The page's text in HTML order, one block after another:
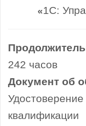
«1С:
242 часов
Документ об
квалификации